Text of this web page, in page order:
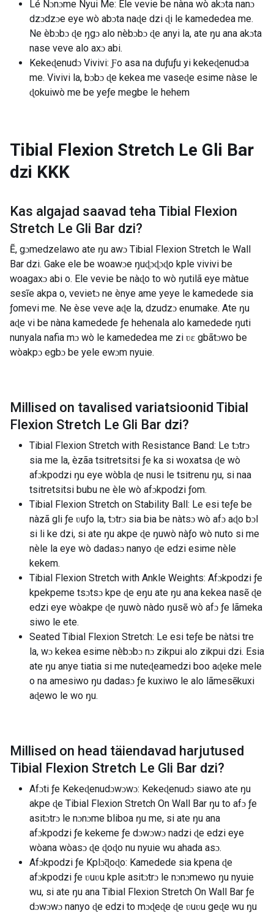
Lé Nɔnɔme Nyui Me: Ele vevie be nàna wò akɔta nanɔ
dzɔdzɔe eye wò abɔta naɖe dzi ɖi le kamededea me.
Ne èbɔbɔ ɖe ŋgɔ alo nèbɔbɔ ɖe anyi la, ate ŋu ana akɔta
nase veve alo axɔ abi.
Kekeɖenudɔ Vivivi: Ƒo asa na duƒuƒu yi kekeɖenudɔa
me. Vivivi la, bɔbɔ ɖe kekea me vaseɖe esime nàse le
ɖokuiwò me be yeƒe megbe le hehem
Tibial Flexion Stretch Le Gli Bar
dzi KKK
Kas algajad saavad teha Tibial Flexion
Stretch Le Gli Bar dzi?
Ẽ, gɔmedzelawo ate ŋu awɔ Tibial Flexion Stretch le Wall
Bar dzi. Gake ele be woawɔe ŋuɖɔɖɔɖo kple vivivi be
woagaxɔ abi o. Ele vevie be nàɖo to wò ŋutilã eye màtue
sesĩe akpa o, vevietɔ ne ènye ame yeye le kamedede sia
ƒomevi me. Ne èse veve aɖe la, dzudzɔ enumake. Ate ŋu
aɖe vi be nàna kamedede ƒe hehenala alo kamedede ŋuti
nunyala nafia mɔ wò le kamededea me zi ʋɛ gbãtɔwo be
wòakpɔ egbɔ be yele ewɔm nyuie.
Millised on tavalised variatsioonid Tibial
Flexion Stretch Le Gli Bar dzi?
Tibial Flexion Stretch with Resistance Band: Le tɔtrɔ
sia me la, èzãa tsitretsitsi ƒe ka si woxatsa ɖe wò
afɔkpodzi ŋu eye wòbla ɖe nusi le tsitrenu ŋu, si naa
tsitretsitsi bubu ne èle wò afɔkpodzi ƒom.
Tibial Flexion Stretch on Stability Ball: Le esi teƒe be
nàzã gli ƒe ʋuƒo la, tɔtrɔ sia bia be nàtsɔ wò afɔ aɖo bɔl
si li ke dzi, si ate ŋu akpe ɖe ŋuwò nàƒo wò nuto si me
nèle la eye wò dadasɔ nanyo ɖe edzi esime nèle
kekem.
Tibial Flexion Stretch with Ankle Weights: Afɔkpodzi ƒe
kpekpeme tsɔtsɔ kpe ɖe eŋu ate ŋu ana kekea nasẽ ɖe
edzi eye wòakpe ɖe ŋuwò nàdo ŋusẽ wò afɔ ƒe lãmeka
siwo le ete.
Seated Tibial Flexion Stretch: Le esi teƒe be nàtsi tre
la, wɔ kekea esime nèbɔbɔ nɔ zikpui alo zikpui dzi. Esia
ate ŋu anye tiatia si me nuteɖeamedzi boo aɖeke mele
o na amesiwo ŋu dadasɔ ƒe kuxiwo le alo lãmesẽkuxi
aɖewo le wo ŋu.
Millised on head täiendavad harjutused
Tibial Flexion Stretch Le Gli Bar dzi?
Afɔti ƒe Kekeɖenudɔwɔwɔ: Kekeɖenudɔ siawo ate ŋu
akpe ɖe Tibial Flexion Stretch On Wall Bar ŋu to afɔ ƒe
asitɔtrɔ le nɔnɔme bliboa ŋu me, si ate ŋu ana
afɔkpodzi ƒe kekeme ƒe dɔwɔwɔ nadzi ɖe edzi eye
wòana wòasɔ ɖe ɖoɖo nu nyuie wu ahada asɔ.
Afɔkpodzi ƒe Kplɔ̃ɖoɖo: Kamedede sia kpena ɖe
afɔkpodzi ƒe ʋuʋu kple asitɔtrɔ le nɔnɔmewo ŋu nyuie
wu, si ate ŋu ana Tibial Flexion Stretch On Wall Bar ƒe
dɔwɔwɔ nanyo ɖe edzi to mɔɖeɖe ɖe ʋuʋu geɖe wu ŋu